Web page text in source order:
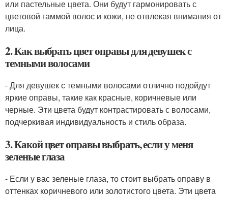
или пастельные цвета. Они будут гармонировать с
цветовой гаммой волос и кожи, не отвлекая внимания от
лица.
2. Как выбрать цвет оправы для девушек с
темными волосами
- Для девушек с темными волосами отлично подойдут
яркие оправы, такие как красные, коричневые или
черные. Эти цвета будут контрастировать с волосами,
подчеркивая индивидуальность и стиль образа.
3. Какой цвет оправы выбрать, если у меня
зеленые глаза
- Если у вас зеленые глаза, то стоит выбрать оправу в
оттенках коричневого или золотистого цвета. Эти цвета